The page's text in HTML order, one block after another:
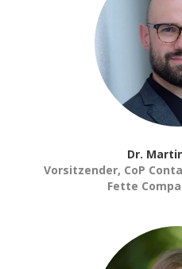
Dr.
Vorsitzender, CoP
Fette